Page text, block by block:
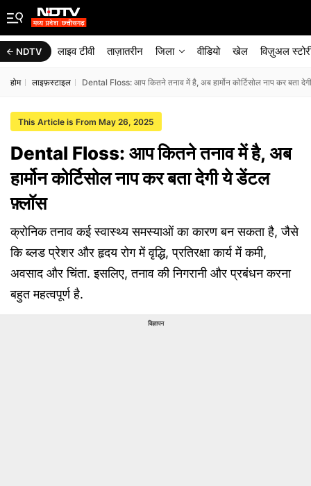
NDTV लाइव टीवी ताज़ातरीन जिला वीडियो खेल विज़ुअल
होम लाइफ़स्टाइल Dental Floss: आप कितने तनाव में है, अब हार्मोन कोर्टिसोल नाप कर बता
This Article is From May 26, 2025
Dental Floss: आप कितने तनाव में है, अब
हार्मोन कोर्टिसोल नाप कर बता देगी ये डेंटल
फ़्लॉस
क्रोनिक तनाव कई स्वास्थ्य समस्याओं का कारण बन सकता है, जैसे
कि ब्लड प्रेशर और हृदय रोग में वृद्धि, प्रतिरक्षा कार्य में कमी,
अवसाद और चिंता. इसलिए, तनाव की निगरानी और प्रबंधन करना
बहुत महत्वपूर्ण है.
विज्ञापन